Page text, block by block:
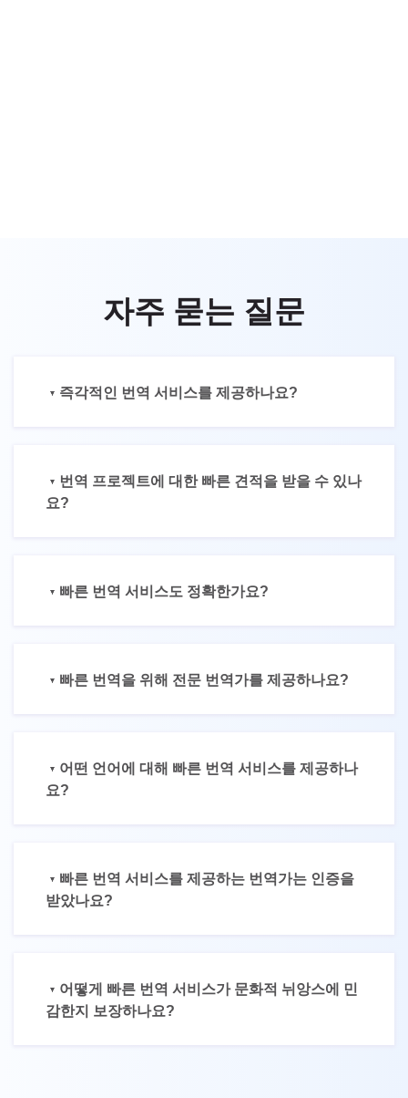
자주 묻는 질문
즉각적인 번역 서비스를 제공하나요?
번역 프로젝트에 대한 빠른 견적을 받을 수 있나
요?
빠른 번역 서비스도 정확한가요?
빠른 번역을 위해 전문 번역가를 제공하나요?
어떤 언어에 대해 빠른 번역 서비스를 제공하나
요?
빠른 번역 서비스를 제공하는 번역가는 인증을
받았나요?
어떻게 빠른 번역 서비스가 문화적 뉘앙스에 민
감한지 보장하나요?